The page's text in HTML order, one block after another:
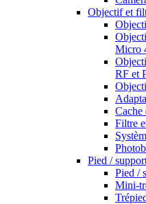
Objectif et
Micro
RF et
Cache
Filtre
Pied /
Pied /
Mini-